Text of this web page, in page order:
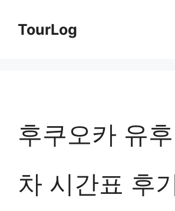
TourLog
후쿠오카 유
차 시간표 후